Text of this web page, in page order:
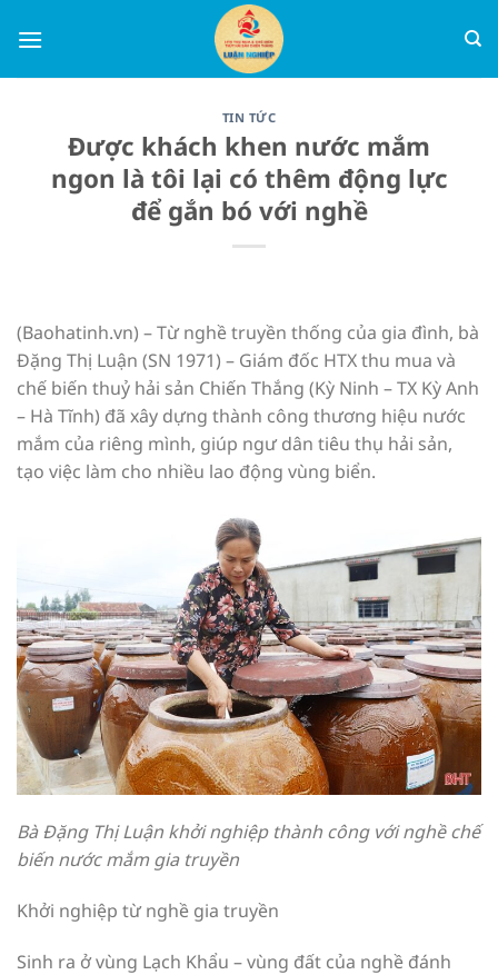
đến
TIN TỨC
Được khách khen nước mắm
ngon là tôi lại có thêm động lực
để gắn bó với nghề
(Baohatinh.vn) – Từ nghề truyền thống của gia đình, bà
Đặng Thị Luận (SN 1971) – Giám đốc HTX thu mua và
chế biến thuỷ hải sản Chiến Thắng (Kỳ Ninh – TX Kỳ Anh
– Hà Tĩnh) đã xây dựng thành công thương hiệu nước
mắm của riêng mình, giúp ngư dân tiêu thụ hải sản,
tạo việc làm cho nhiều lao động vùng biển.
Bà Đặng Thị Luận khởi nghiệp thành công với nghề chế
biến nước mắm gia truyền
Khởi nghiệp từ nghề gia truyền
Sinh ra ở vùng Lạch Khẩu – vùng đất của nghề đánh